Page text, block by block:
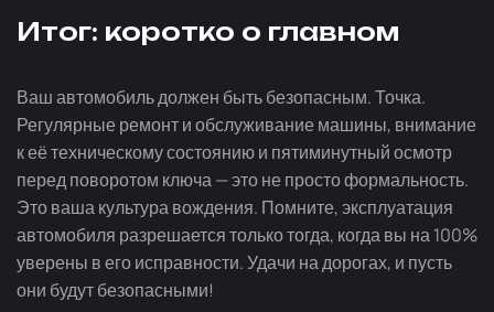
Итог: коротко о главном
Ваш автомобиль должен быть безопасным. Точка.
Регулярные ремонт и обслуживание машины, внимание
к её техническому состоянию и пятиминутный осмотр
перед поворотом ключа — это не просто формальность.
Это ваша культура вождения. Помните, эксплуатация
автомобиля разрешается только тогда, когда вы на 100%
уверены в его исправности. Удачи на дорогах, и пусть
они будут безопасными!